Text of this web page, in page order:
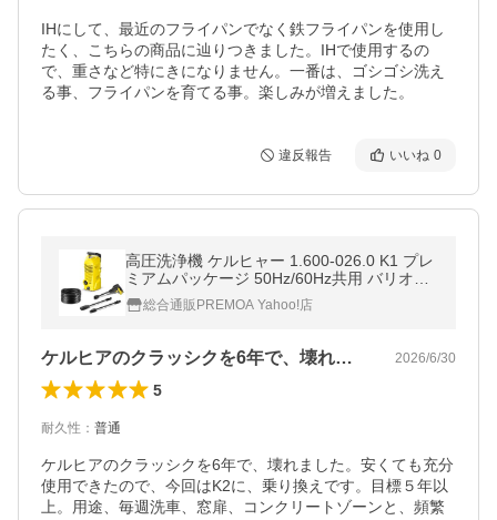
IHにして、最近のフライパンでなく鉄フライパンを使用し
たく、こちらの商品に辿りつきました。IHで使用するの
で、重さなど特にきになりません。一番は、ゴシゴシ洗え
違反報告 いいね 0
高圧洗浄機 ケルヒャー 1.600-026.0 K1 プレ
ミアムパッケージ 50Hz/60Hz共用 バリオス
プレーランス サイクロンジェットノズル 高
圧8mホース KARCHER
総合通販PREMOA Yahoo!店
ケルヒアのクラッシクを6年で、壊れまし… 2026/6/30
5
耐久性 ： 普通
ケルヒアのクラッシクを6年で、壊れました。安くても充分
使用できたので、今回はK2に、乗り換えです。目標５年以
上。用途、毎週洗車、窓扉、コンクリートゾーンと、頻繁